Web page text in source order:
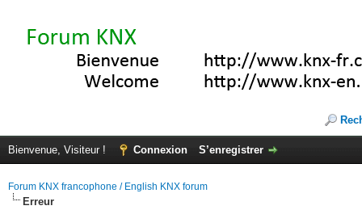
Bienvenue, Visiteur ! Connexion S’enregistrer
Forum KNX francophone / English KNX forum
Erreur